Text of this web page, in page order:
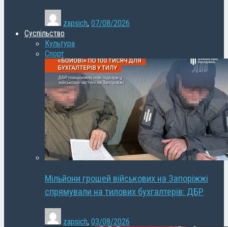
zapsich, 07/08/2026
Суспільство
Культура
Спорт
Мільйони грошей військових на Запоріжжі
спрямували на тилових бухгалтерів: ДБР
zapsich, 03/08/2026